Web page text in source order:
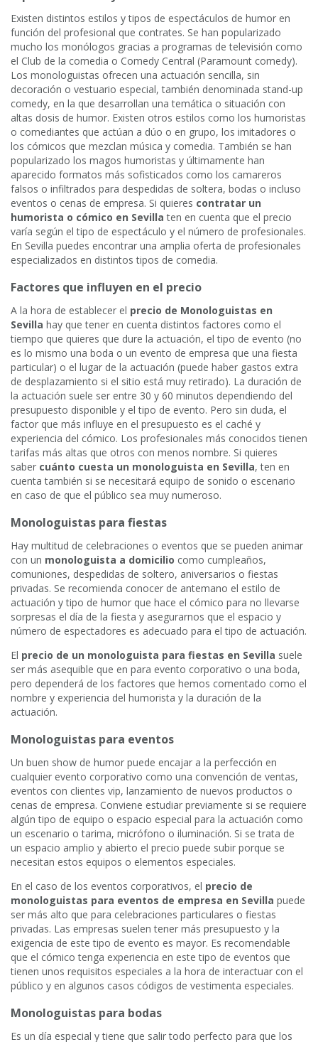
Existen distintos estilos y tipos de espectáculos de humor en
función del profesional que contrates. Se han popularizado
mucho los monólogos gracias a programas de televisión como
el Club de la comedia o Comedy Central (Paramount comedy).
Los monologuistas ofrecen una actuación sencilla, sin
decoración o vestuario especial, también denominada stand-up
comedy, en la que desarrollan una temática o situación con
altas dosis de humor. Existen otros estilos como los humoristas
o comediantes que actúan a dúo o en grupo, los imitadores o
los cómicos que mezclan música y comedia. También se han
popularizado los magos humoristas y últimamente han
aparecido formatos más sofisticados como los camareros
falsos o infiltrados para despedidas de soltera, bodas o incluso
eventos o cenas de empresa. Si quieres contratar un
humorista o cómico en Sevilla ten en cuenta que el precio
varía según el tipo de espectáculo y el número de profesionales.
En Sevilla puedes encontrar una amplia oferta de profesionales
especializados en distintos tipos de comedia.
Factores que influyen en el precio
A la hora de establecer el precio de Monologuistas en
Sevilla hay que tener en cuenta distintos factores como el
tiempo que quieres que dure la actuación, el tipo de evento (no
es lo mismo una boda o un evento de empresa que una fiesta
particular) o el lugar de la actuación (puede haber gastos extra
de desplazamiento si el sitio está muy retirado). La duración de
la actuación suele ser entre 30 y 60 minutos dependiendo del
presupuesto disponible y el tipo de evento. Pero sin duda, el
factor que más influye en el presupuesto es el caché y
experiencia del cómico. Los profesionales más conocidos tienen
tarifas más altas que otros con menos nombre. Si quieres
saber cuánto cuesta un monologuista en Sevilla, ten en
cuenta también si se necesitará equipo de sonido o escenario
en caso de que el público sea muy numeroso.
Monologuistas para fiestas
Hay multitud de celebraciones o eventos que se pueden animar
con un monologuista a domicilio como cumpleaños,
comuniones, despedidas de soltero, aniversarios o fiestas
privadas. Se recomienda conocer de antemano el estilo de
actuación y tipo de humor que hace el cómico para no llevarse
sorpresas el día de la fiesta y asegurarnos que el espacio y
número de espectadores es adecuado para el tipo de actuación.
El precio de un monologuista para fiestas en Sevilla suele
ser más asequible que en para evento corporativo o una boda,
pero dependerá de los factores que hemos comentado como el
nombre y experiencia del humorista y la duración de la
actuación.
Monologuistas para eventos
Un buen show de humor puede encajar a la perfección en
cualquier evento corporativo como una convención de ventas,
eventos con clientes vip, lanzamiento de nuevos productos o
cenas de empresa. Conviene estudiar previamente si se requiere
algún tipo de equipo o espacio especial para la actuación como
un escenario o tarima, micrófono o iluminación. Si se trata de
un espacio amplio y abierto el precio puede subir porque se
necesitan estos equipos o elementos especiales.
En el caso de los eventos corporativos, el precio de
monologuistas para eventos de empresa en Sevilla puede
ser más alto que para celebraciones particulares o fiestas
privadas. Las empresas suelen tener más presupuesto y la
exigencia de este tipo de evento es mayor. Es recomendable
que el cómico tenga experiencia en este tipo de eventos que
tienen unos requisitos especiales a la hora de interactuar con el
público y en algunos casos códigos de vestimenta especiales.
Monologuistas para bodas
Es un día especial y tiene que salir todo perfecto para que los